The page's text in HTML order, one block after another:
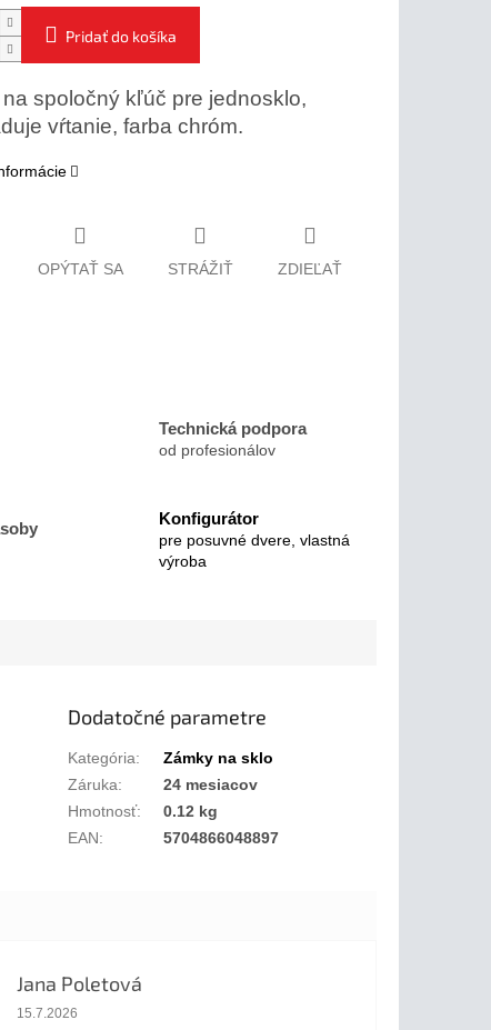
Pridať do košíka
spoločný kľúč pre jednosklo,
vŕtanie, farba chróm.
OPÝTAŤ SA STRÁŽIŤ ZDIEĽAŤ
Technická podpora
od profesionálov
Konfigurátor
pre posuvné dvere, vlastná
výroba
Dodatočné parametre
Kategória:
Zámky na sklo
Záruka:
24 mesiacov
Hmotnosť:
0.12 kg
EAN: 5704866048897
Jana Poletová
Hodnotenie obchodu je 5 z 5 hviezdičiek.
15.7.2026